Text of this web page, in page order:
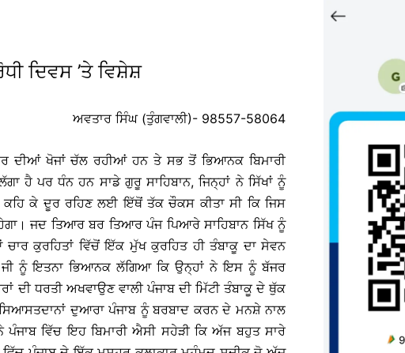
ਦਿਵਸ ’ਤੇ ਵਿਸ਼ੇਸ਼
ਅਵਤਾਰ ਸਿੰਘ (ਤੁੰਗਵਾਲੀ)- 98557-58064
ਦੀਆਂ ਖੋਜਾਂ ਚੱਲ ਰਹੀਆਂ ਹਨ ਤੇ ਸਭ ਤੋਂ ਭਿਆਨਕ ਬਿਮਾਰੀ
ਹੈ ਪਰ ਧੰਨ ਹਨ ਸਾਡੇ ਗੁਰੂ ਸਾਹਿਬਾਨ, ਜਿਨ੍ਹਾਂ ਨੇ ਸਿੱਖਾਂ ਨੂੰ
ਕੇ ਦੂਰ ਰਹਿਣ ਲਈ ਇੱਥੋਂ ਤੱਕ ਚੌਕਸ ਕੀਤਾ ਸੀ ਕਿ ਜਿਸ
ਜਦ ਤਿਆਰ ਬਰ ਤਿਆਰ ਪੰਜ ਪਿਆਰੇ ਸਾਹਿਬਾਨ ਸਿੱਖ ਨੂੰ
ਕੁਰਹਿਤਾਂ ਵਿੱਚੋਂ ਇੱਕ ਮੁੱਖ ਕੁਰਹਿਤ ਹੀ ਤੰਬਾਕੂ ਦਾ ਸੇਵਨ
ਜੀ ਨੂੰ ਇਤਨਾ ਭਿਆਨਕ ਲੱਗਿਆ ਕਿ ਉਨ੍ਹਾਂ ਨੇ ਇਸ ਨੂੰ ਬੱਜਰ
ਧਰਤੀ ਅਖਵਾਉਣ ਵਾਲੀ ਪੰਜਾਬ ਦੀ ਮਿੱਟੀ ਤੰਬਾਕੂ ਦੇ ਥੁੱਕ
ਦੁਆਰਾ ਪੰਜਾਬ ਨੂੰ ਬਰਬਾਦ ਕਰਨ ਦੇ ਮਨਸ਼ੇ ਨਾਲ
ਵਿੱਚ ਇਹ ਬਿਮਾਰੀ ਐਸੀ ਸਹੇੜੀ ਕਿ ਅੱਜ ਬਹੁਤ ਸਾਰੇ